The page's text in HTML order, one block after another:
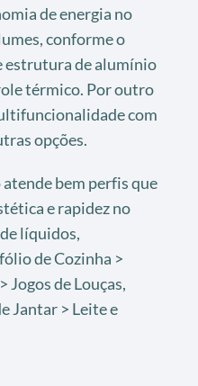
de energia no
conforme o
estrutura de alumínio
térmico. Por outro
com
opções.
bem perfis que
e rapidez no
líquidos,
de Cozinha >
Jogos de Louças,
Jantar > Leite e